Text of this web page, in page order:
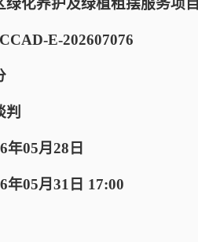
化养护及绿植租摆服务项目
E-202607076
年05月28日
年05月31日 17:00